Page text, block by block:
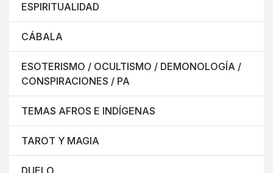
ESPIRITUALIDAD
CÁBALA
ESOTERISMO / OCULTISMO / DEMONOLOGÍA /
CONSPIRACIONES / PA
TEMAS AFROS E INDÍGENAS
TAROT Y MAGIA